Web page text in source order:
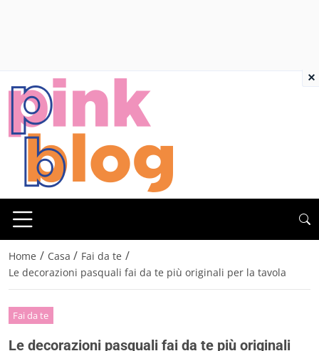
Home / Casa / Fai da te /
Le decorazioni pasquali fai da te più originali per la tavola
Fai da te
Le decorazioni pasquali fai da te più originali
×